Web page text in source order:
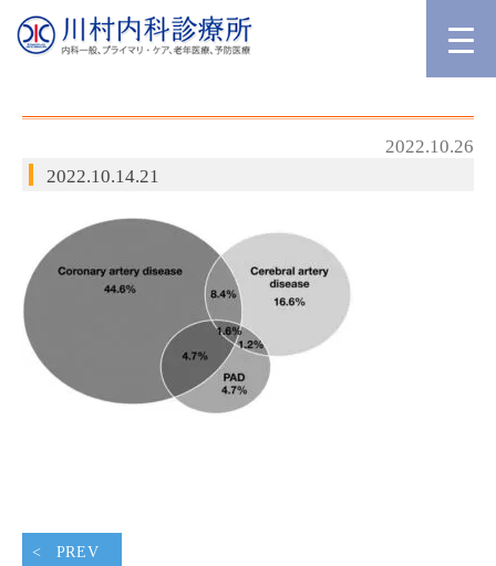
2022.10.26
2022.10.14.21
PREV